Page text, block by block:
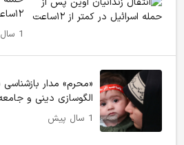
۱۲ساعت
1 سال پیش
«محرم» مدار
الگوسازی دینی و
1 سال پیش